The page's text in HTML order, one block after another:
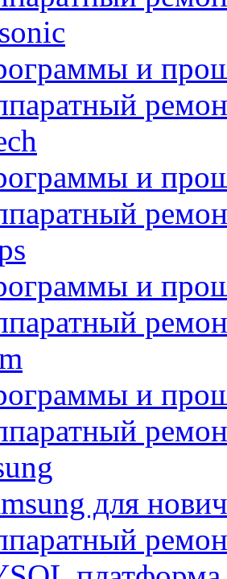
и
и
и
и
для